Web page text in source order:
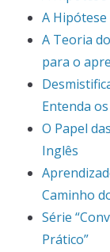
A
A Teoria
para o
Entenda
O Papel
Inglês
Caminho
Série
Prático”